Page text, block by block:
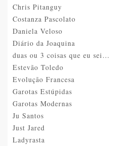
Chris Pitanguy
Costanza Pascolato
Daniela Veloso
Diário da Joaquina
duas ou 3 coisas que eu sei…
Estevão Toledo
Evolução Francesa
Garotas Estúpidas
Garotas Modernas
Ju Santos
Just Jared
Ladyrasta